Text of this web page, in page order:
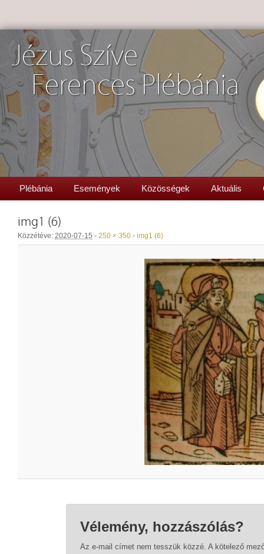
Jézus Szíve
Ferences Plébánia
Plébánia Események Közösségek Aktuális
img1 (6)
Közzétéve: 2020-07-15 - 250 × 350 - img1 (6)
Vélemény, hozzászólás?
Az e-mail címet nem tesszük közzé. A kötelező